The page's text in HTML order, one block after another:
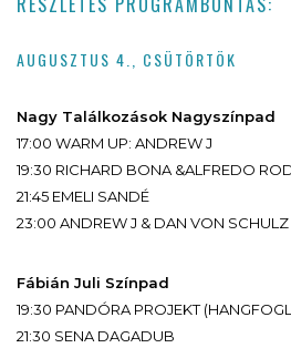
AUGUSZTUS 4., CSÜTÖRTÖK
Nagy Találkozások Nagyszínpad
17:00 WARM UP: ANDREW J
19:30 RICHARD BONA &ALFREDO
21:45 EMELI SANDÉ
23:00 ANDREW J & DAN VON SCHULZ
Fábián Juli Színpad
19:30 PANDÓRA PROJEKT
21:30 SENA DAGADUB